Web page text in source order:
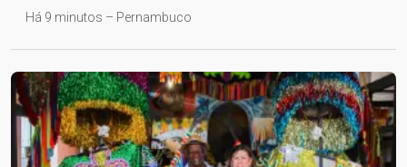
Há 9 minutos – Pernambuco